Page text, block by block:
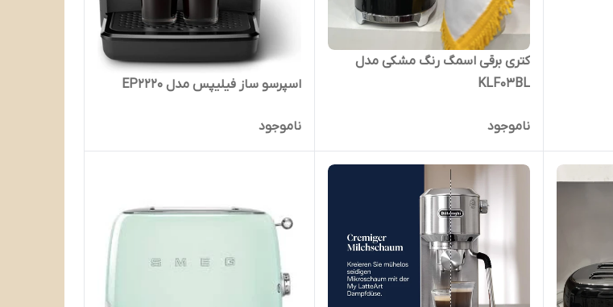
کتری برقی اسمگ رنگ مشکی مدل
KLF03BL
ناموجود
اسپرسو ساز فیلیپس مدل EP2220
ناموجود